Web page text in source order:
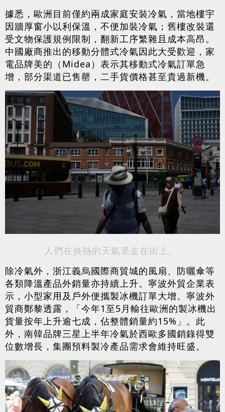
據悉，歐洲目前僅約兩成家庭安裝冷氣，當地樓宇
因牆厚窗小以利保溫，不便加裝冷氣；舊樓改裝還
受文物保護規例限制，翻新工序繁雜且成本高昂。
中國廠商推出的移動分體式冷氣因此大受歡迎，家
電品牌美的（Midea）表示其移動式冷氣訂單急
增，部分渠道已售罄，二手貨價格甚至貴過新機。
人們在炎熱的天氣里走在街上。
除冷氣外，浙江義烏國際商貿城的風扇、防曬傘等
各類降溫產品外銷量亦持續上升。寧波外貿企業表
示，小型家用及戶外便攜製冰機訂單大增。寧波外
貿商鄭黎透露，「今年1至5月輸往歐洲的製冰機出
貨量按年上升逾七成，佔整體銷量約15%」。此
外，南韓品牌三星上半年冷氣於西歐多國銷錄得雙
位數增長，集團預料製冷產品需求會維持旺盛。